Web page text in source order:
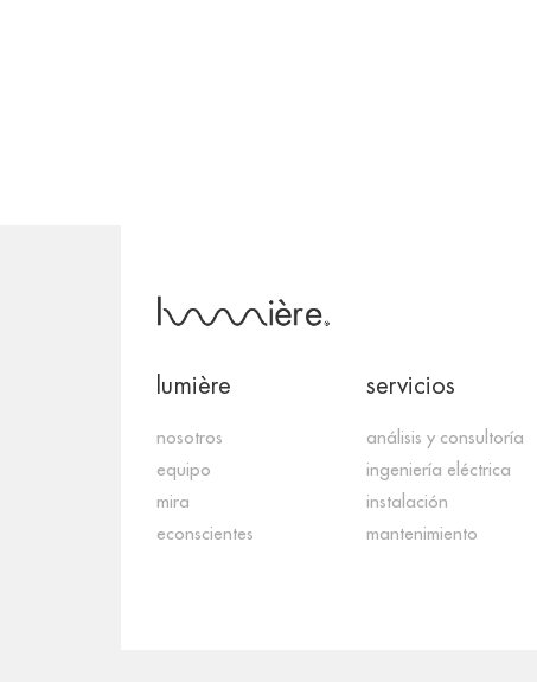
lumière
nosotros
equipo
mira
econscientes
servicios
análisis y consultoría
ingeniería eléctrica
instalación
mantenimiento